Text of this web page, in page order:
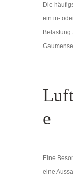
Die
ein in-
Belastung
e
Eine
eine